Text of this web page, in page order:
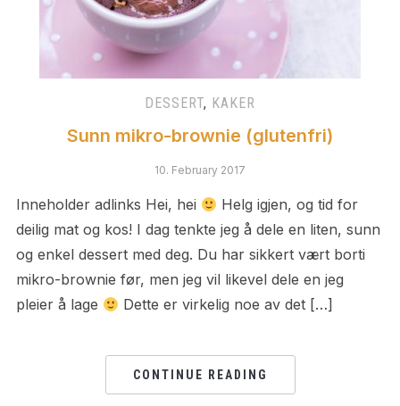
DESSERT, KAKER
Sunn mikro-brownie (glutenfri)
10. February 2017
Inneholder adlinks Hei, hei
Helg igjen, og tid for
deilig mat og kos! I dag tenkte jeg å dele en liten, sunn
og enkel dessert med deg. Du har sikkert vært borti
mikro-brownie før, men jeg vil likevel dele en jeg
pleier å lage
Dette er virkelig noe av det […]
CONTINUE READING